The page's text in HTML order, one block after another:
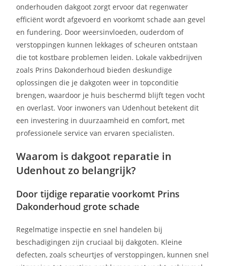
onderhouden dakgoot zorgt ervoor dat regenwater
efficiënt wordt afgevoerd en voorkomt schade aan gevel
en fundering. Door weersinvloeden, ouderdom of
verstoppingen kunnen lekkages of scheuren ontstaan
die tot kostbare problemen leiden. Lokale vakbedrijven
zoals Prins Dakonderhoud bieden deskundige
oplossingen die je dakgoten weer in topconditie
brengen, waardoor je huis beschermd blijft tegen vocht
en overlast. Voor inwoners van Udenhout betekent dit
een investering in duurzaamheid en comfort, met
professionele service van ervaren specialisten.
Waarom is dakgoot reparatie in
Udenhout zo belangrijk?
Door tijdige reparatie voorkomt Prins
Dakonderhoud grote schade
Regelmatige inspectie en snel handelen bij
beschadigingen zijn cruciaal bij dakgoten. Kleine
defecten, zoals scheurtjes of verstoppingen, kunnen snel